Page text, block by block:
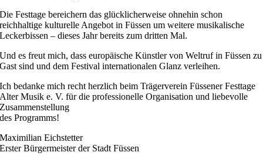
Die Festtage bereichern das glücklicherweise ohnehin schon
reichhaltige kulturelle Angebot in Füssen um weitere musikalische
Leckerbissen – dieses Jahr bereits zum dritten Mal.
Und es freut mich, dass europäische Künstler von Weltruf in Füssen zu
Gast sind und dem Festival internationalen Glanz verleihen.
Ich bedanke mich recht herzlich beim Trägerverein Füssener Festtage
Alter Musik e. V. für die professionelle Organisation und liebevolle
Zusammenstellung
des Programms!
Maximilian Eichstetter
Erster Bürgermeister der Stadt Füssen